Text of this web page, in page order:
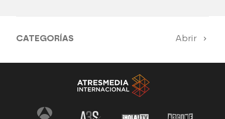
CATEGORÍAS Abrir
Antena 3 Noticias El Hormiguero
Tu cara me suena Pasapalabra